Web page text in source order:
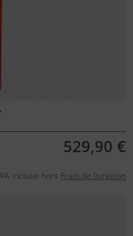
529,90 €
incluse hors Frais de livraison